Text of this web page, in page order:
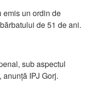
emis un ordin de
de 51 de ani.
sub aspectul
IPJ Gorj.